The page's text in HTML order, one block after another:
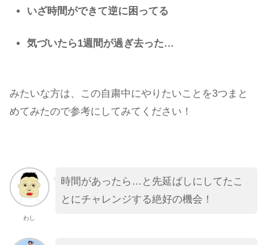
いざ時間ができて逆に困ってる
気づいたら1週間が過ぎ去った…
みたいな方は、この自粛中にやりたいことを3つまと
めてみたので参考にしてみてください！
わし
時間があったら…と先延ばしにしてたこ
とにチャレンジする絶好の機会！